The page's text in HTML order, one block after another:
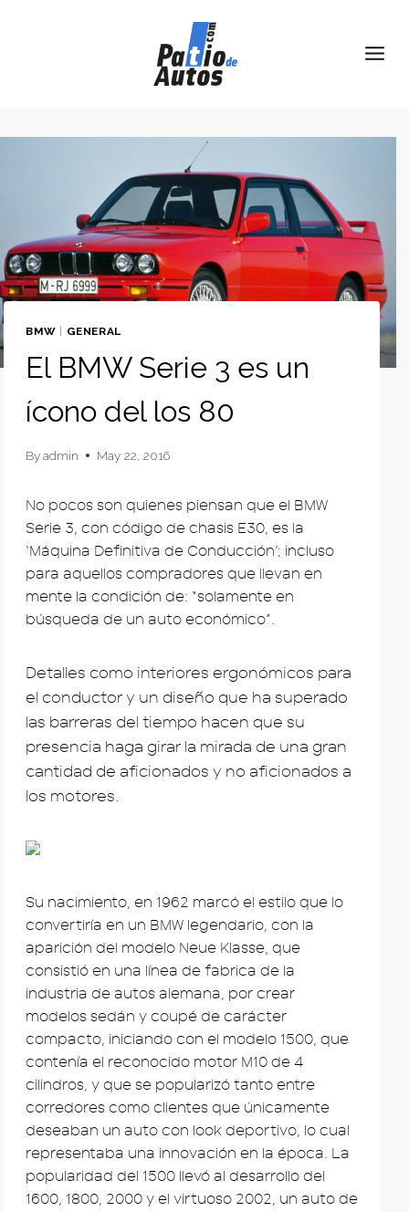
BMW GENERAL
El BMW Serie 3 es un
ícono del los 80
Byadmin May 22, 2016
No pocos son quienes piensan que el BMW
Serie 3, con código de chasis E30, es la
‘Máquina Definitiva de Conducción’; incluso
para aquellos compradores que llevan en
mente la condición de: “solamente en
búsqueda de un auto económico”.
Detalles como interiores ergonómicos para
el conductor y un diseño que ha superado
las barreras del tiempo hacen que su
presencia haga girar la mirada de una gran
cantidad de aficionados y no aficionados a
los motores.
Su nacimiento, en 1962 marcó el estilo que lo
convertiría en un BMW legendario, con la
aparición del modelo Neue Klasse, que
consistió en una línea de fabrica de la
industria de autos alemana, por crear
modelos sedán y coupé de carácter
compacto, iniciando con el modelo 1500, que
contenía el reconocido motor M10 de 4
cilindros, y que se popularizó tanto entre
corredores como clientes que únicamente
deseaban un auto con look deportivo, lo cual
representaba una innovación en la época. La
popularidad del 1500 llevó al desarrollo del
1600, 1800, 2000 y el virtuoso 2002, un auto de